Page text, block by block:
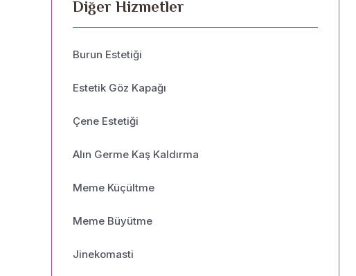
Diğer Hizmetler
Burun Estetiği
Estetik Göz Kapağı
Çene Estetiği
Alın Germe Kaş Kaldırma
Meme Küçültme
Meme Büyütme
Jinekomasti